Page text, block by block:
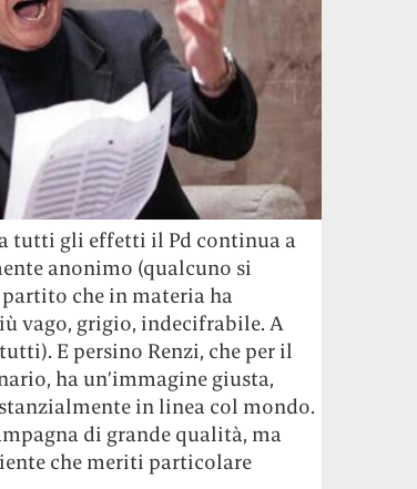
tutti gli effetti il Pd continua a
anonimo (qualcuno si
che in materia ha
vago, grigio, indecifrabile. A
E persino Renzi, che per il
ha un’immagine giusta,
in linea col mondo.
di grande qualità, ma
che meriti particolare